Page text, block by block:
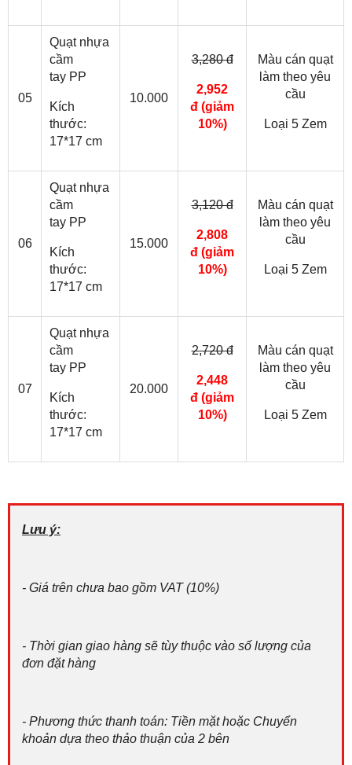
05
Quạt nhựa
cầm
tay PP
Kích
thước:
17*17 cm
10.000
3,280 đ
2,952
đ (giảm
10%)
Màu cán quạt
làm theo yêu
cầu
Loại 5 Zem
06
Quạt nhựa
cầm
tay PP
Kích
thước:
17*17 cm
15.000
3,120 đ
2,808
đ (giảm
10%)
Màu cán quạt
làm theo yêu
cầu
Loại 5 Zem
07
Quạt nhựa
cầm
tay PP
Kích
thước:
17*17 cm
20.000
2,720 đ
2,448
đ (giảm
10%)
Màu cán quạt
làm theo yêu
cầu
Loại 5 Zem
Lưu ý:
- Giá trên chưa bao gồm VAT (10%)
- Thời gian giao hàng sẽ tùy thuộc vào số lượng của
đơn đặt hàng
- Phương thức thanh toán: Tiền mặt hoặc Chuyển
khoản dựa theo thảo thuận của 2 bên